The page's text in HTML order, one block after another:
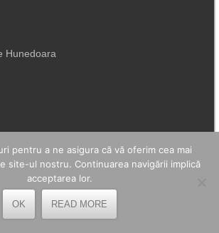
Hunedoara
pentru a ne asigura că vă oferim cea mai
site-ul nostru. Continuarea navigării implică
acceptarea lor.
OK READ MORE